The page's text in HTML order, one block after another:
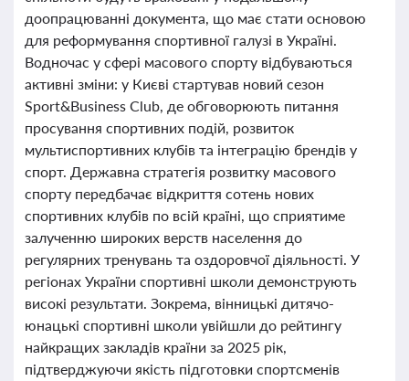
доопрацюванні документа, що має стати основою
для реформування спортивної галузі в Україні.
Водночас у сфері масового спорту відбуваються
активні зміни: у Києві стартував новий сезон
Sport&Business Club, де обговорюють питання
просування спортивних подій, розвиток
мультиспортивних клубів та інтеграцію брендів у
спорт. Державна стратегія розвитку масового
спорту передбачає відкриття сотень нових
спортивних клубів по всій країні, що сприятиме
залученню широких верств населення до
регулярних тренувань та оздоровчої діяльності. У
регіонах України спортивні школи демонструють
високі результати. Зокрема, вінницькі дитячо-
юнацькі спортивні школи увійшли до рейтингу
найкращих закладів країни за 2025 рік,
підтверджуючи якість підготовки спортсменів